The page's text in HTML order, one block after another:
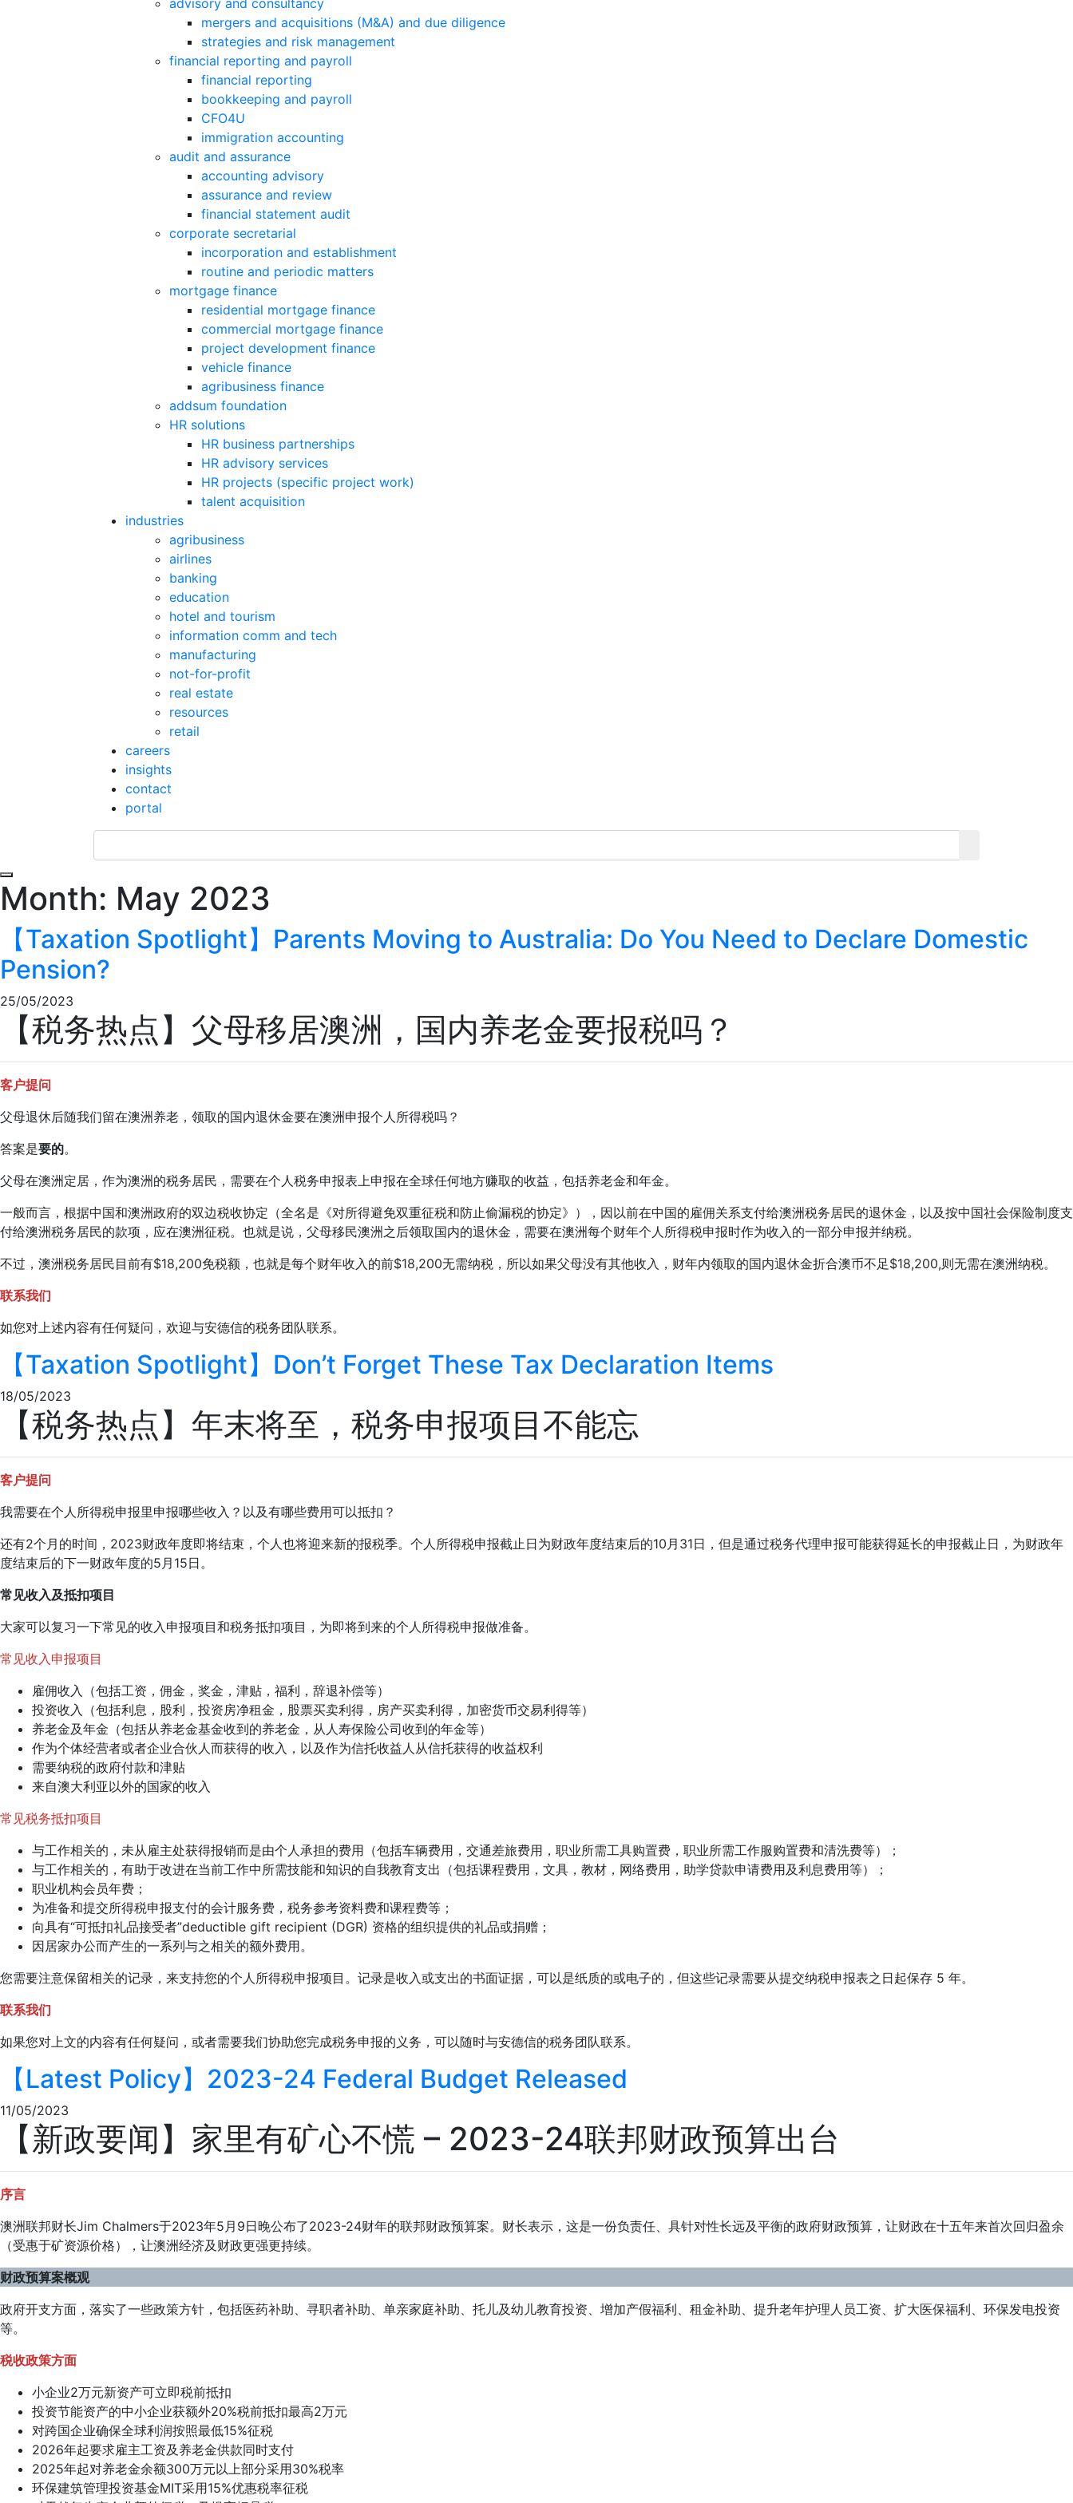
advisory and consultancy
mergers and acquisitions (M&A) and due diligence
strategies and risk management
financial reporting and payroll
financial reporting
bookkeeping and payroll
CFO4U
immigration accounting
audit and assurance
accounting advisory
assurance and review
financial statement audit
corporate secretarial
incorporation and establishment
routine and periodic matters
mortgage finance
residential mortgage finance
commercial mortgage finance
project development finance
vehicle finance
agribusiness finance
addsum foundation
HR solutions
HR business partnerships
HR advisory services
HR projects (specific project work)
talent acquisition
industries
agribusiness
airlines
banking
education
hotel and tourism
information comm and tech
manufacturing
not-for-profit
real estate
resources
retail
careers
insights
contact
portal
Toggle navigation
Month: May 2023
【Taxation Spotlight】Parents Moving to Australia: Do You Need to Declare Domestic
Pension?
25/05/2023
【税务热点】父母移居澳洲，国内养老金要报税吗？
客户提问
父母退休后随我们留在澳洲养老，领取的国内退休金要在澳洲申报个人所得税吗？
答案是要的。
父母在澳洲定居，作为澳洲的税务居民，需要在个人税务申报表上申报在全球任何地方赚取的收益，包括养老金和年金。
一般而言，根据中国和澳洲政府的双边税收协定（全名是《对所得避免双重征税和防止偷漏税的协定》），因以前在中国的雇佣关系支付给澳洲税务居民的退休金，以及按中国社会保险制度支
付给澳洲税务居民的款项，应在澳洲征税。也就是说，父母移民澳洲之后领取国内的退休金，需要在澳洲每个财年个人所得税申报时作为收入的一部分申报并纳税。
不过，澳洲税务居民目前有$18,200免税额，也就是每个财年收入的前$18,200无需纳税，所以如果父母没有其他收入，财年内领取的国内退休金折合澳币不足$18,200,则无需在澳洲纳税。
联系我们
如您对上述内容有任何疑问，欢迎与安德信的税务团队联系。
【Taxation Spotlight】Don’t Forget These Tax Declaration Items
18/05/2023
【税务热点】年末将至，税务申报项目不能忘
客户提问
我需要在个人所得税申报里申报哪些收入？以及有哪些费用可以抵扣？
还有2个月的时间，2023财政年度即将结束，个人也将迎来新的报税季。个人所得税申报截止日为财政年度结束后的10月31日，但是通过税务代理申报可能获得延长的申报截止日，为财政年
度结束后的下一财政年度的5月15日。
常见收入及抵扣项目
大家可以复习一下常见的收入申报项目和税务抵扣项目，为即将到来的个人所得税申报做准备。
常见收入申报项目
雇佣收入（包括工资，佣金，奖金，津贴，福利，辞退补偿等）
投资收入（包括利息，股利，投资房净租金，股票买卖利得，房产买卖利得，加密货币交易利得等）
养老金及年金（包括从养老金基金收到的养老金，从人寿保险公司收到的年金等）
作为个体经营者或者企业合伙人而获得的收入，以及作为信托收益人从信托获得的收益权利
需要纳税的政府付款和津贴
来自澳大利亚以外的国家的收入
常见税务抵扣项目
与工作相关的，未从雇主处获得报销而是由个人承担的费用（包括车辆费用，交通差旅费用，职业所需工具购置费，职业所需工作服购置费和清洗费等）；
与工作相关的，有助于改进在当前工作中所需技能和知识的自我教育支出（包括课程费用，文具，教材，网络费用，助学贷款申请费用及利息费用等）；
职业机构会员年费；
为准备和提交所得税申报支付的会计服务费，税务参考资料费和课程费等；
向具有“可抵扣礼品接受者”deductible gift recipient (DGR) 资格的组织提供的礼品或捐赠；
因居家办公而产生的一系列与之相关的额外费用。
您需要注意保留相关的记录，来支持您的个人所得税申报项目。记录是收入或支出的书面证据，可以是纸质的或电子的，但这些记录需要从提交纳税申报表之日起保存 5 年。
联系我们
如果您对上文的内容有任何疑问，或者需要我们协助您完成税务申报的义务，可以随时与安德信的税务团队联系。
【Latest Policy】2023-24 Federal Budget Released
11/05/2023
【新政要闻】家里有矿心不慌 – 2023-24联邦财政预算出台
序言
澳洲联邦财长Jim Chalmers于2023年5月9日晚公布了2023-24财年的联邦财政预算案。财长表示，这是一份负责任、具针对性长远及平衡的政府财政预算，让财政在十五年来首次回归盈余
（受惠于矿资源价格），让澳洲经济及财政更强更持续。
财政预算案概观
政府开支方面，落实了一些政策方针，包括医药补助、寻职者补助、单亲家庭补助、托儿及幼儿教育投资、增加产假福利、租金补助、提升老年护理人员工资、扩大医保福利、环保发电投资
等。
税收政策方面
小企业2万元新资产可立即税前抵扣
投资节能资产的中小企业获额外20%税前抵扣最高2万元
对跨国企业确保全球利润按照最低15%征税
2026年起要求雇主工资及养老金供款同时支付
2025年起对养老金余额300万元以上部分采用30%税率
环保建筑管理投资基金MIT采用15%优惠税率征税